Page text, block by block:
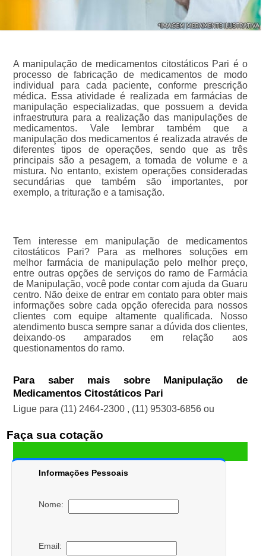
A manipulação de medicamentos citostáticos Pari é o
processo de fabricação de medicamentos de modo
individual para cada paciente, conforme prescrição
médica. Essa atividade é realizada em farmácias de
manipulação especializadas, que possuem a devida
infraestrutura para a realização das manipulações de
medicamentos. Vale lembrar também que a
manipulação dos medicamentos é realizada através de
diferentes tipos de operações, sendo que as três
principais são a pesagem, a tomada de volume e a
mistura. No entanto, existem operações consideradas
secundárias que também são importantes, por
exemplo, a trituração e a tamisação.
Tem interesse em manipulação de medicamentos
citostáticos Pari? Para as melhores soluções em
melhor farmácia de manipulação pelo melhor preço,
entre outras opções de serviços do ramo de Farmácia
de Manipulação, você pode contar com ajuda da Guaru
centro. Não deixe de entrar em contato para obter mais
informações sobre cada opção oferecida para nossos
clientes com equipe altamente qualificada. Nosso
atendimento busca sempre sanar a dúvida dos clientes,
deixando-os amparados em relação aos
questionamentos do ramo.
Para saber mais sobre Manipulação de
Medicamentos Citostáticos Pari
Ligue para (11) 2464-2300 , (11) 95303-6856 ou
Faça sua cotação
Informações Pessoais
Nome:
Email: